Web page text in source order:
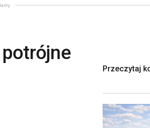
Przeczytaj